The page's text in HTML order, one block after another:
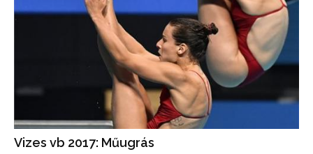
Vizes vb 2017: Műugrás